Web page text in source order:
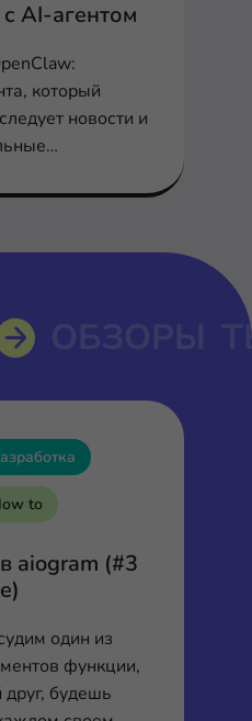
AI-агентом
который
новости и
to
aiogram (#3
один из
функции,
будешь